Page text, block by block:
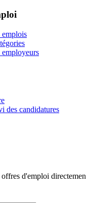
emplois
employeurs
des candidatures
d'emploi